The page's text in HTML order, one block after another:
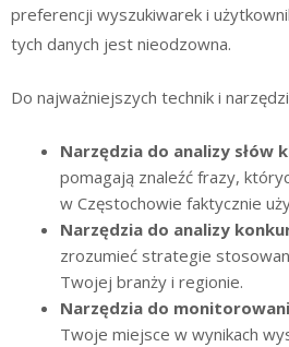
preferencji wyszukiwarek i
tych danych jest nieodzowna.
Do najważniejszych technik i
Narzędzia do analizy słów
pomagają znaleźć frazy,
w Częstochowie faktycznie
Narzędzia do analizy
zrozumieć strategie
Twojej branży i regionie.
Narzędzia do
Twoje miejsce w wynikach